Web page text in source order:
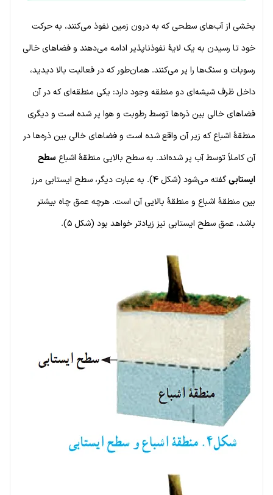
بخشی از آب‌های سطحی که به درون زمین نفوذ می‌کنند، به حرکت
خود تا رسیدن به یک لایهٔ نفوذناپذیر ادامه می‌دهند و فضاهای خالی
رسوبات و سنگ‌ها را پر می‌کنند. همان‌طور که در فعالیت بالا دیدید،
داخل ظرف شیشه‌ای دو منطقه وجود دارد: یکی منطقه‌ای که در آن
فضاهای خالی بین ذره‌ها توسط رطوبت و هوا پر شده است و دیگری
منطقهٔ اشباع که زیر آن واقع شده است و فضاهای خالی بین ذره‌ها در
آن کاملاً توسط آب پر شده‌اند. به سطح بالایی منطقهٔ اشباعسطح
ایستابی
گفته می‌شود (شکل ۴). به عبارت دیگر، سطح ایستابی مرز
بین منطقهٔ اشباع و منطقهٔ بالایی آن است. هرچه عمق چاه بیشتر
باشد، عمق سطح ایستابی نیز زیادتر خواهد بود (شکل ۵).